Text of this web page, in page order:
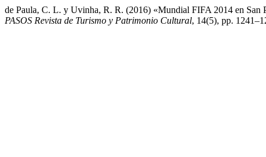
de Paula, C. L. y Uvinha, R. R. (2016) «Mundial FIFA 2014 en San
PASOS Revista de Turismo y Patrimonio Cultural, 14(5), pp.